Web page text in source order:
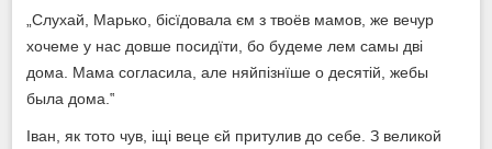
„Слухай, Марько, бісїдовала єм з твоёв мамов, же вечур
хочеме у нас довше посидїти, бо будеме лем самы дві
дома. Мама согласила, але няйпізнїше о десятій, жебы
была дома.‟
Іван, як тото чув, іщі веце єй притулив до себе. З великой